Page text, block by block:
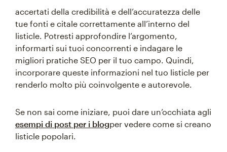
accertati della credibilità e dell’accuratezza delle
tue fonti e citale correttamente all’interno del
listicle. Potresti approfondire l’argomento,
informarti sui tuoi concorrenti e indagare le
migliori pratiche SEO per il tuo campo. Quindi,
incorporare queste informazioni nel tuo listicle per
renderlo molto più coinvolgente e autorevole.
Se non sai come iniziare, puoi dare un’occhiata agli
esempi di post per i blogper vedere come si creano
listicle popolari.